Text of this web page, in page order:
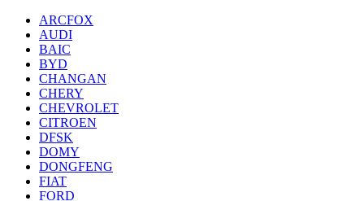
ARCFOX
AUDI
BAIC
BYD
CHANGAN
CHERY
CHEVROLET
CITROEN
DFSK
DOMY
DONGFENG
FIAT
FORD